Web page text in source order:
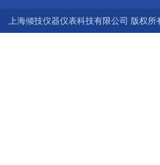
上海倾技仪器仪表科技有限公司 版权